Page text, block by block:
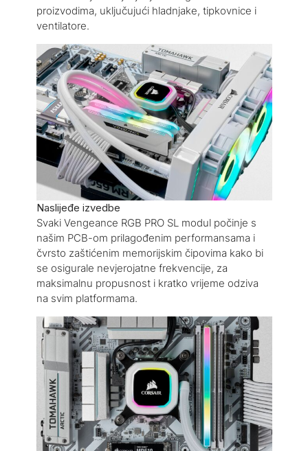
proizvodima, uključujući hladnjake, tipkovnice i
ventilatore.
Naslijeđe izvedbe
Svaki Vengeance RGB PRO SL modul počinje s
našim PCB-om prilagođenim performansama i
čvrsto zaštićenim memorijskim čipovima kako bi
se osigurale nevjerojatne frekvencije, za
maksimalnu propusnost i kratko vrijeme odziva
na svim platformama.